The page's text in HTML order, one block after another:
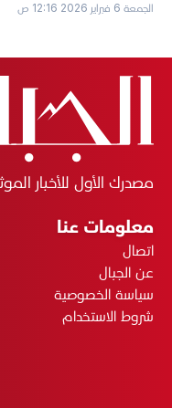
الجمعة 6 فبراير 2026 12:16 ص
مصدرك الأول للأخبار
معلومات عنا
اتصال
عن الجبال
سياسة الخصوصية
شروط الاستخدام